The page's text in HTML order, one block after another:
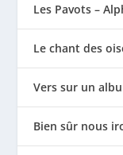
Les Pavots –
Le chant des
Vers sur un
Bien sûr nous